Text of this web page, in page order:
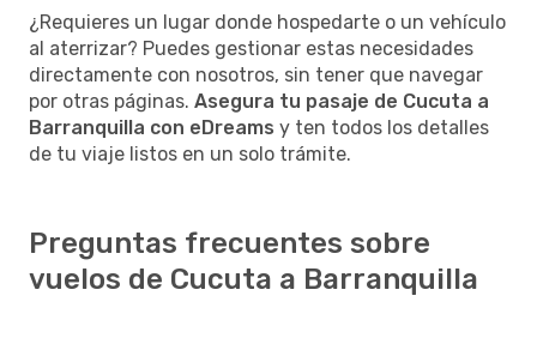
¿Requieres un lugar donde hospedarte o un vehículo
al aterrizar? Puedes gestionar estas necesidades
directamente con nosotros, sin tener que navegar
por otras páginas. Asegura tu pasaje de Cucuta a
Barranquilla con eDreams y ten todos los detalles
de tu viaje listos en un solo trámite.
Preguntas frecuentes sobre
vuelos de Cucuta a Barranquilla